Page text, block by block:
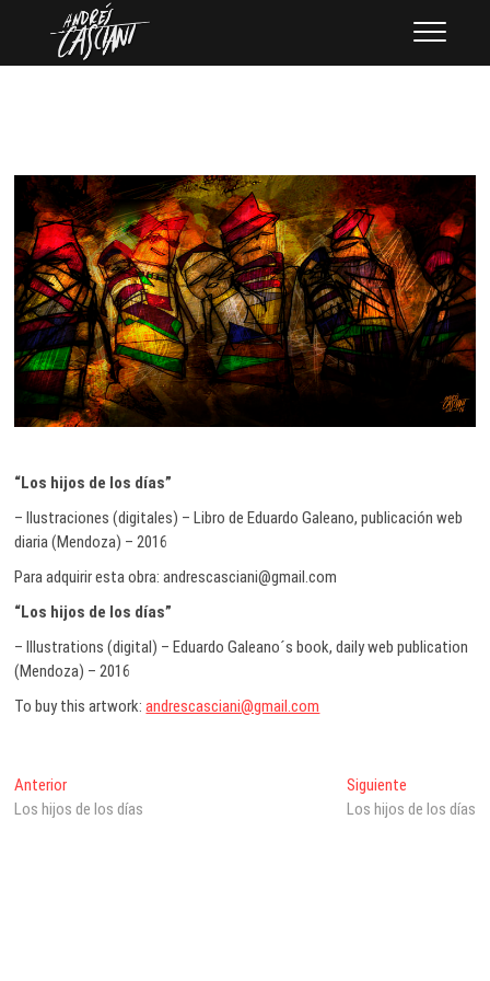
contenido
“Los hijos de los días”
– Ilustraciones (digitales) – Libro de Eduardo Galeano, publicación web
diaria (Mendoza) – 2016
Para adquirir esta obra: andrescasciani@gmail.com
“Los hijos de los días”
– Illustrations (digital) – Eduardo Galeano´s book, daily web publication
(Mendoza) – 2016
To buy this artwork:andrescasciani@gmail.com
Navegación
de
AnteriorEntrada
anterior:
Los hijos de los días
SiguienteEntrada
siguiente:
Los hijos de los días